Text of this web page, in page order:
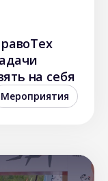
на себя
Мероприятия